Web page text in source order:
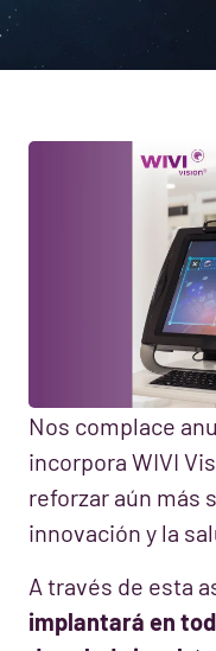
Nos complace
incorpora WIVI
reforzar aún más
innovación y la
A través de esta
implantará en